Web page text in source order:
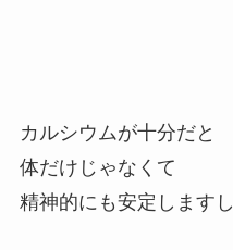
カルシウムが十分だと
体だけじゃなくて
精神的にも安定しますし